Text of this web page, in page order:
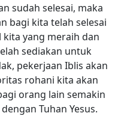
sudah selesai, maka
bagi kita telah selesai
kita yang meraih dan
sediakan untuk
pekerjaan Iblis akan
rohani kita akan
orang lain semakin
Tuhan Yesus.